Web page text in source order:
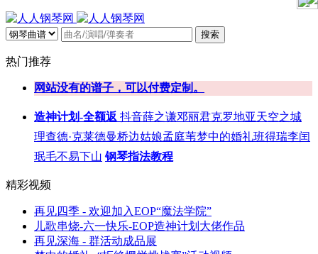
搜索
热门推荐
网站没有的谱子，可以付费定制。
造神计划-全额返 抖音薛之谦邓丽君克罗地亚天空之城
理查德·克莱德曼桥边姑娘孟庭苇梦中的婚礼班得瑞李闰
珉毛不易下山 钢琴指法教程
精彩视频
再见四季 - 欢迎加入EOP“魔法学院”
儿歌串烧-六一快乐-EOP造神计划大佬作品
再见深海 - 群活动成品展